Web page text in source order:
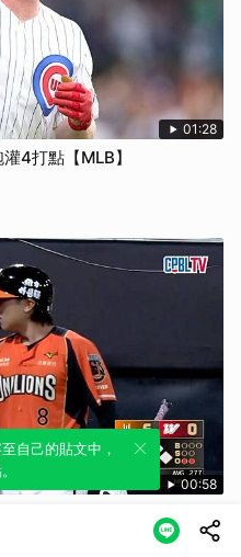
01:28
4打點【MLB】
00:58
會 幫助統一再下一城
過發布貼
自己的貼文中，